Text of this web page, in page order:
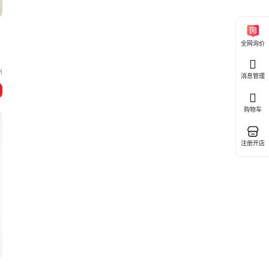
全网询价
消息管理
购物车
注册开店